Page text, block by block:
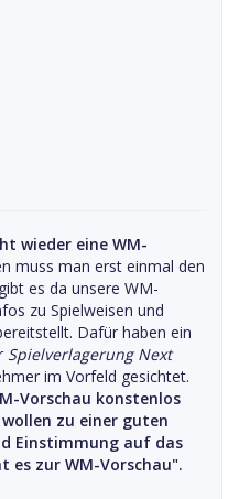
wieder eine WM-
muss man erst einmal den
es da unsere WM-
zu Spielweisen und
Dafür haben ein
Spielverlagerung Next
im Vorfeld gesichtet.
Vorschau konstenlos
zu einer guten
Einstimmung auf das
es zur WM-Vorschau".